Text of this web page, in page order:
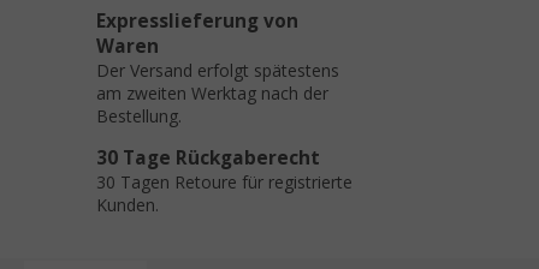
Expresslieferung von
Waren
Der Versand erfolgt spätestens
am zweiten Werktag nach der
Bestellung.
30 Tage Rückgaberecht
30 Tagen Retoure für registrierte
Kunden.